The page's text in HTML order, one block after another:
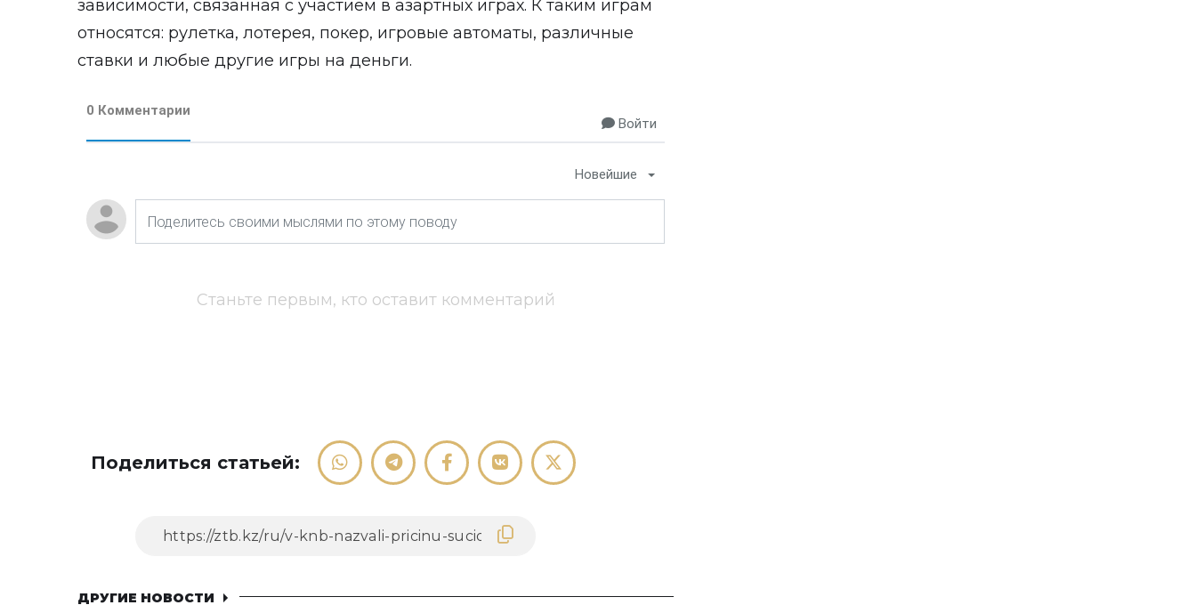
зависимости, связанная с участием в азартных играх. К таким играм
относятся: рулетка, лотерея, покер, игровые автоматы, различные
ставки и любые другие игры на деньги.
0 Комментарии
Войти
Новейшие
Станьте первым, кто оставит комментарий
Поделиться статьей:
ДРУГИЕ НОВОСТИ